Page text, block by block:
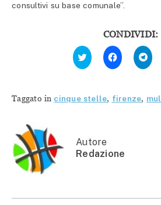
consultivi su base comunale”.
CONDIVIDI:
Fai
clic
qui
Twitter
(Si
finestra)
Fai
clic
per
condividere
(Si
apre
Fai
clic
per
(Si
Taggato in cinque stelle, firenze,
Autore
Redazione